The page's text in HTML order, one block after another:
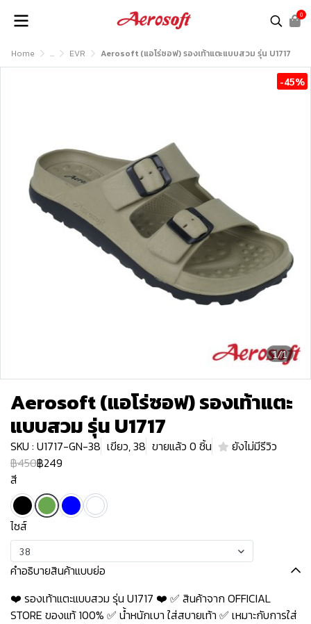
0
Home ... EVR Aerosoft (แอโร่ซอฟ) รองเท้าแตะแบบสวม รุ่น U1717
1/1
-45%
Aerosoft (แอโร่ซอฟ) รองเท้าแตะ
แบบสวม รุ่น U1717
SKU : U1717-GN-38 เขียว, 38 ขายแล้ว 0 ชิ้น
ยังไม่มีรีวิว
฿450฿249
สี
ไซส์
38
คำอธิบายสินค้าแบบย่อ
❤️ รองเท้าแตะแบบสวม รุ่น U1717 ❤️ ✅ สินค้าจาก OFFICIAL
STORE ของแท้ 100% ✅ น้ำหนักเบา ใส่สบายเท้า ✅ เหมาะกับการใส่